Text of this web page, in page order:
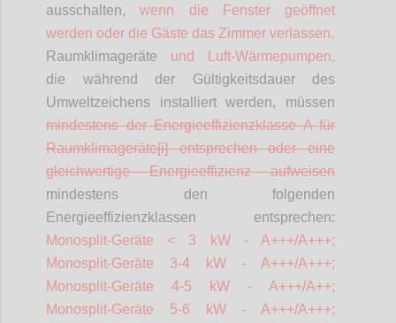
ausschalten,wenn die Fenster geöffnet
werden oder die Gäste das Zimmer verlassen.
Raumklimageräte und Luft-Wärmepumpen,
die während der Gültigkeitsdauer des
Umweltzeichens installiert werden, müssen
mindestens der Energieeffizienzklasse A für
Raumklimageräte[i] entsprechen oder eine
gleichwertige Energieeffizienz aufweisen
mindestens den folgenden
Energieeffizienzklassen entsprechen:
Monosplit-Geräte < 3 kW - A+++/A+++;
Monosplit-Geräte 3-4 kW - A+++/A+++;
Monosplit-Geräte 4-5 kW - A+++/A++;
Monosplit-Geräte 5-6 kW - A+++/A+++;